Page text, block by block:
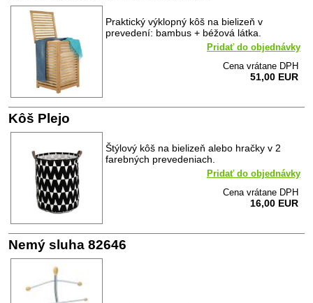
Praktický výklopný kôš na bielizeň v
prevedení: bambus + béžová látka.
Pridať do objednávky
Cena vrátane DPH
51,00 EUR
Kôš Plejo
Štýlový kôš na bielizeň alebo hračky v 2
farebných prevedeniach.
Pridať do objednávky
Cena vrátane DPH
16,00 EUR
Nemý sluha 82646